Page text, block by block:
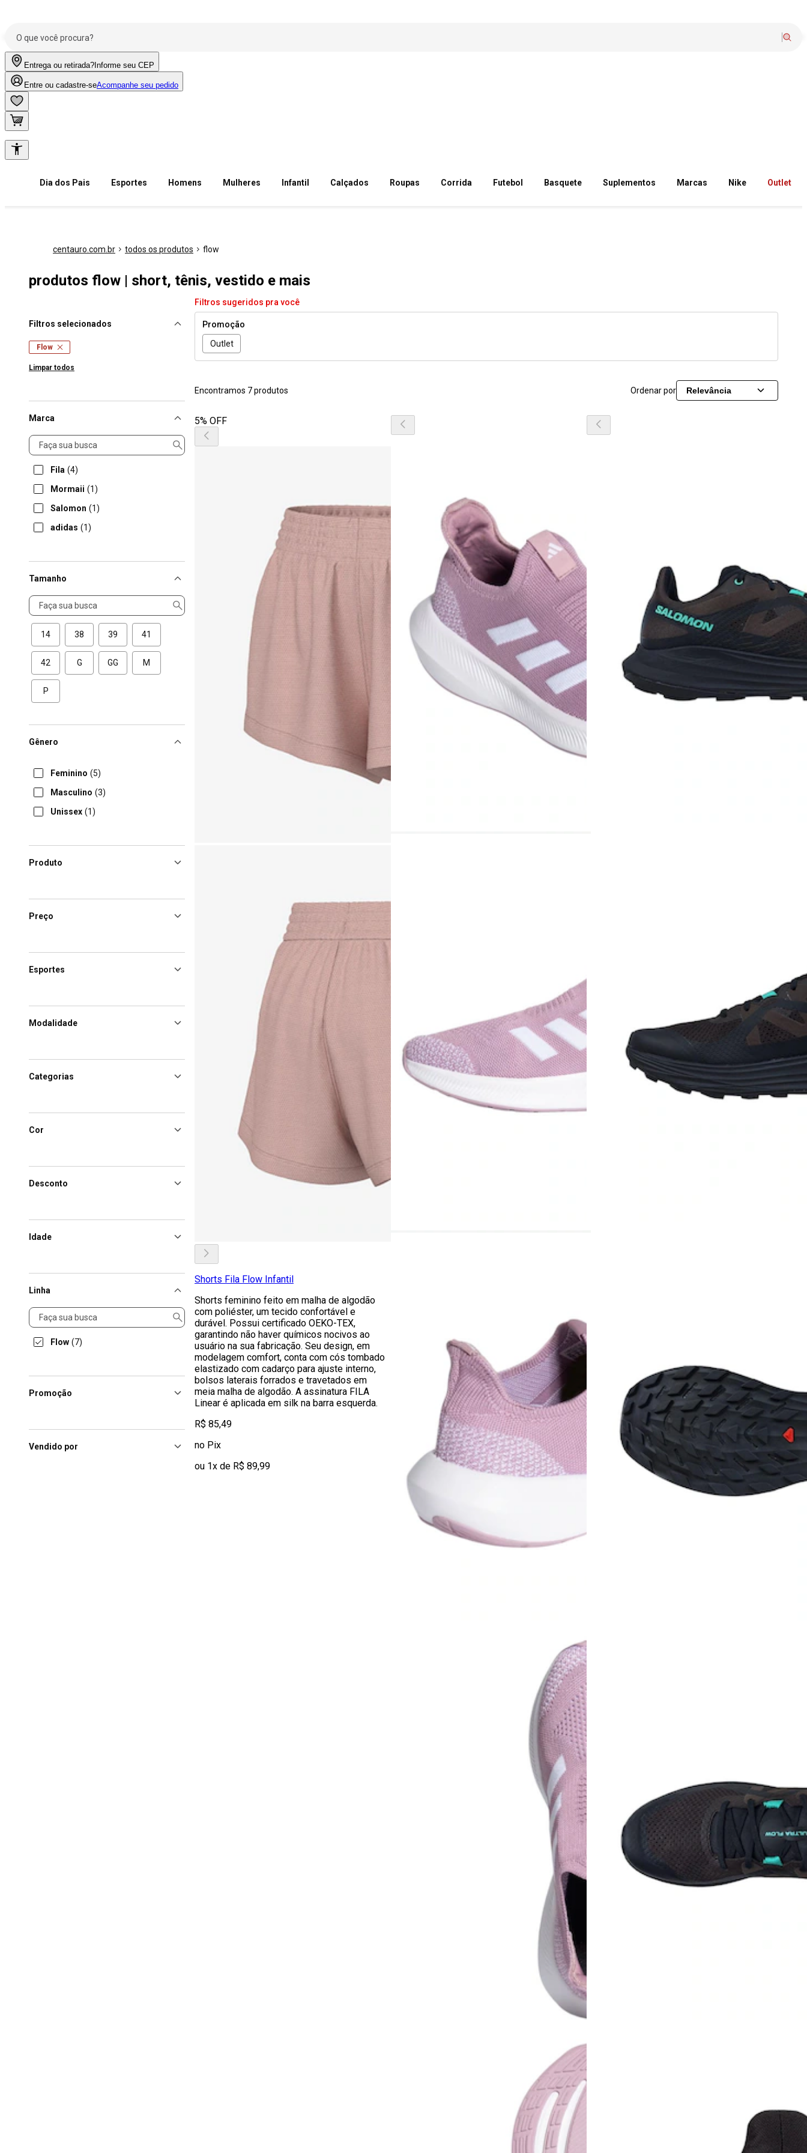
Entrega ou retirada? Informe seu CEP
Entre ou cadastre-seAcompanhe seu pedido
Dia dos Pais Esportes Homens Mulheres Infantil Calçados Roupas Corrida Futebol Basquete Suplementos Marcas Nike Outlet
centauro.com.br todos os produtos flow
produtos flow | short, tênis, vestido e mais
Filtros selecionados
Flow
Limpar todos
Marca
Marca
Fila (4)
Mormaii (1)
Salomon (1)
adidas (1)
Tamanho
Tamanho
14 38 39 41
42 G GG M
P
Gênero
Feminino (5)
Masculino (3)
Unissex (1)
Produto
Preço
Esportes
Modalidade
Categorias
Cor
Desconto
Idade
Linha
Linha
Flow (7)
Promoção
Vendido por
Filtros sugeridos pra você
Promoção
Outlet
Encontramos 7 produtos Ordenar por Relevância
5% OFF
Shorts Fila Flow Infantil
Shorts feminino feito em malha de algodão
com poliéster, um tecido confortável e
durável. Possui certificado OEKO-TEX,
garantindo não haver químicos nocivos ao
usuário na sua fabricação. Seu design, em
modelagem comfort, conta com cós tombado
elastizado com cadarço para ajuste interno,
bolsos laterais forrados e travetados em
meia malha de algodão. A assinatura FILA
Linear é aplicada em silk na barra esquerda.
R$ 85,49
no Pix
ou 1x de R$ 89,99